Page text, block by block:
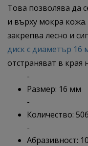
Това позволява да
и върху мокра
закрепва лесно и
диск с диаметър 16
отстраняват в края
-
Размер: 16 мм
-
Количество:
-
Абразивност: